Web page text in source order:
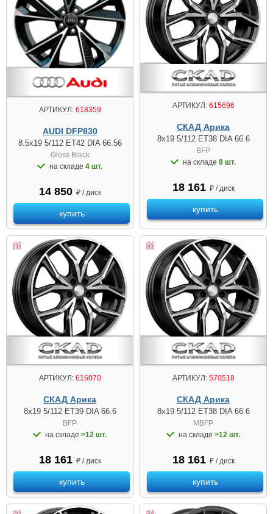
АРТИКУЛ:618359
AUDI DFP830
8.5x19 5/112 ET42 DIA 66.56
Gloss Black
на складе 4 шт.
14 850 ₽ / диск
купить
АРТИКУЛ:615696
СКАД Арика
8x19 5/112 ET38 DIA 66.6
BFP
на складе 8 шт.
18 161 ₽ / диск
купить
АРТИКУЛ:616070
СКАД Арика
8x19 5/112 ET39 DIA 66.6
BFP
на складе >12 шт.
18 161 ₽ / диск
купить
АРТИКУЛ:570518
СКАД Арика
8x19 5/112 ET38 DIA 66.6
MBFP
на складе >12 шт.
18 161 ₽ / диск
купить